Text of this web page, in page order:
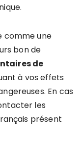
comme une
bon de
de
à vos effets
En cas
les
présent